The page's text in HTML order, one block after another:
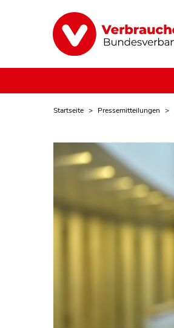
Startseite Pressemitteilungen